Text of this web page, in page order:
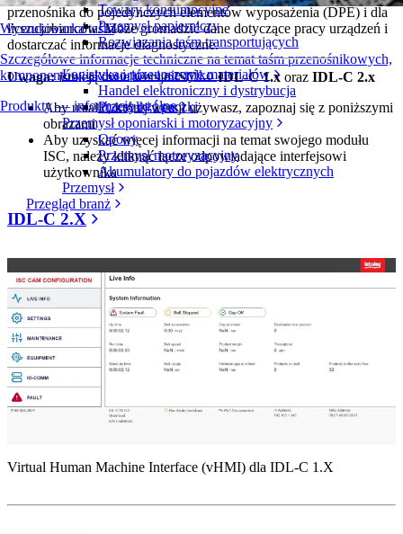
Wyszukiwarka taśm
Szczegółowe informacje techniczne na temat taśm przenośnikowych,
komponentów, akcesoriów i nie tylko
Produkty — informacje ogólne
Towary konsumpcyjne
Przemysł papierniczy
Rozwiązania taśm transportujących
Logistyka i przenoszenie materiałów
Handel elektroniczny i dystrybucja
Przesyłki i paczki
Przemysł oponiarski i motoryzacyjny
Opony
Przemysł motoryzacyjny
Akumulatory do pojazdów elektrycznych
Przemysł
Przegląd branż
przenośnika do pojedynczych elementów wyposażenia (DPE) i dla
licencjobiorców. Może gromadzić dane dotyczące pracy urządzeń i
dostarczać informacje diagnostyczne.
Uwaga:istnieją dwie wersje ISC —IDL-C 1.x oraz IDL-C 2.x
Aby ustalić, której wersji używasz, zapoznaj się z poniższymi
obrazami
Aby uzyskać więcej informacji na temat swojego modułu
ISC, należy kliknąć łącze odpowiadające interfejsowi
użytkownika
IDL-C 2.X
Virtual Human Machine Interface (vHMI) dla IDL-C 1.X